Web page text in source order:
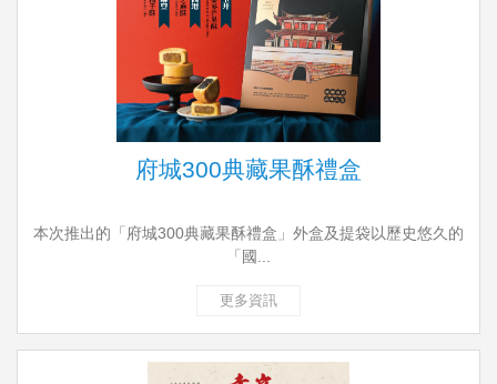
府城300典藏果酥禮盒
本次推出的「府城300典藏果酥禮盒」外盒及提袋以歷史悠久的
「國...
更多資訊